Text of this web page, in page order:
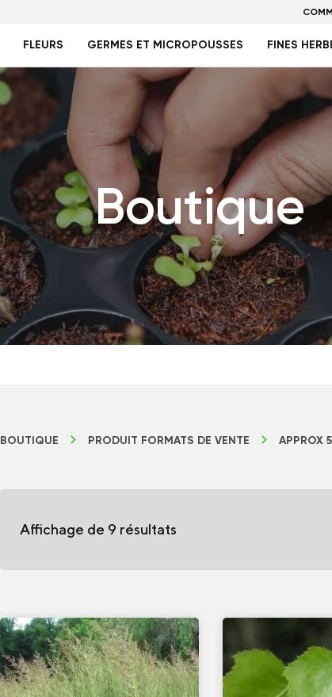
FLEURS GERMES ET MICROPOUSSES FINES
Boutique
BOUTIQUE PRODUIT FORMATS DE VENTE APPROX
Affichage de 9 résultats